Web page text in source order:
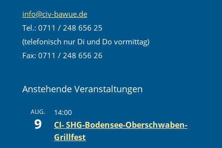
info@civ-bawue.de
Tel.: 0711 / 248 656 25
(telefonisch nur Di und Do vormittag)
Fax: 0711 / 248 656 26
Anstehende Veranstaltungen
AUG.
9
14:00
CI- SHG-Bodensee-Oberschwaben-
Grillfest